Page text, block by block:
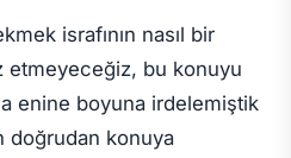
israfının nasıl bir
etmeyeceğiz, bu konuyu
enine boyuna irdelemiştik
doğrudan konuya